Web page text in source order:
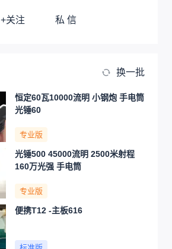
+关注 私 信
换一批
恒定60瓦10000流明 小钢炮 手电筒
光锤60
专业版
光锤500 45000流明 2500米射程
160万光强 手电筒
专业版
便携T12 -主板616